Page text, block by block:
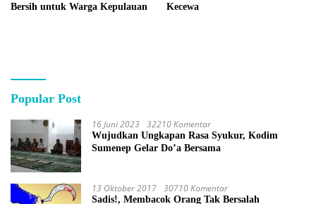
Bersih untuk Warga Kepulauan
Kecewa
Popular Post
16 Juni 2023 32210 Komentar
Wujudkan Ungkapan Rasa Syukur, Kodim
Sumenep Gelar Do’a Bersama
13 Oktober 2017 30710 Komentar
Sadis!, Membacok Orang Tak Bersalah